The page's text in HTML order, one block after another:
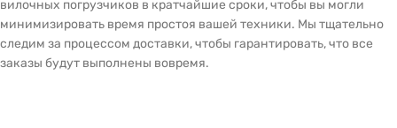
вилочных погрузчиков в кратчайшие сроки, чтобы вы могли
минимизировать время простоя вашей техники. Мы тщательно
следим за процессом доставки, чтобы гарантировать, что все
заказы будут выполнены вовремя.